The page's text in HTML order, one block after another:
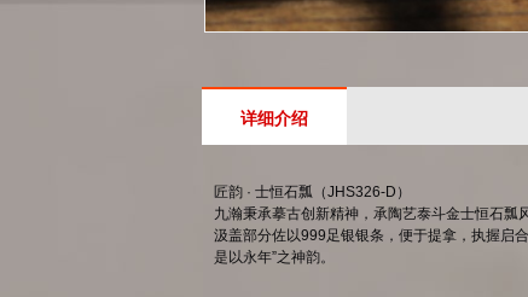
详细介绍
匠韵 · 士恒石瓢（JHS326-D）
九瀚秉承摹古创新精神，承陶艺泰斗金士恒石瓢
汲盖部分佐以999足银银条，便于提拿，执握启
是以永年”之神韵。